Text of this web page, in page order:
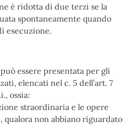
è ridotta di due terzi se la
spontaneamente quando
esecuzione.
può essere presentata per gli
elencati nel c. 5 dell’art. 7
ossia:
straordinaria e le opere
non abbiano riguardato